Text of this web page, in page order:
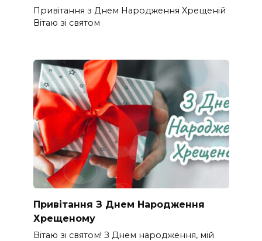
Привітання з Днем Народження Хрещеній
Вітаю зі святом
Привітання З Днем Народження
Хрещеному
Вітаю зі святом! З Днем народження, мій